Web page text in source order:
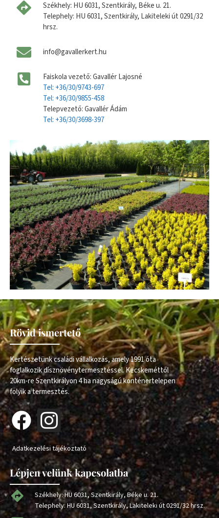
Székhely: HU 6031, Szentkirály, Béke u. 21.
Telephely: HU 6031, Szentkirály, Lakiteleki út 0291/32
hrsz.
info@gavallerkert.hu
Faiskola vezető: Gavallér Lajosné
Tel: +36/30/9743-697
Tel: +36/30/9855-458
Telepvezető: Gavallér Ádám
Tel: +36/30/3698-397
Rövid ismertető
Kertészetünk családi vállalkozás, amely 1991 óta
foglalkozik dísznövénytermesztéssel. Kecskeméttől
20km-re Szentkirályon 4 ha nagyságú konténertelepen
folyik a termesztés.
Adatkezelési tájékoztató
Lépjen velünk kapcsolatba
Székhely: HU 6031, Szentkirály, Béke u. 21.
Telephely: HU 6031, Szentkirály, Lakiteleki út 0291/32 hrsz.